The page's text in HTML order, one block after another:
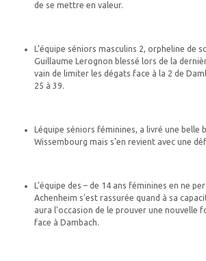
de se mettre en valeur.
L’équipe séniors masculins 2, orpheline de
Guillaume Lerognon blessé lors de la
vain de limiter les dégats face à la 2 de
25 à 39.
Léquipe séniors féminines, a livré une belle
Wissembourg mais s'en revient avec une
L’équipe des – de 14 ans féminines en ne
Achenheim s'est rassurée quand à sa
aura l'occasion de le prouver une nouvelle
face à Dambach.